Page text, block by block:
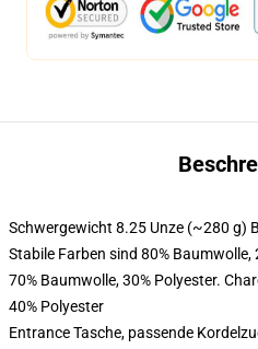
Schwergewicht 8.25 Unze (~280 g)
Stabile Farben sind 80%
70% Baumwolle, 30% Polyester.
40% Polyester
Entrance Tasche, passende